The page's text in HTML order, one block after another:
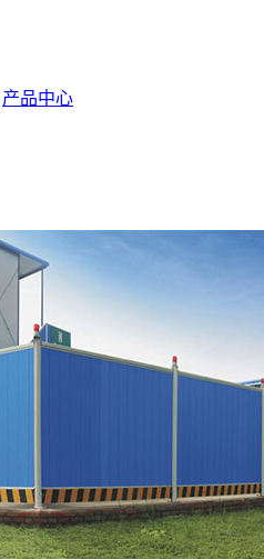
产品中心